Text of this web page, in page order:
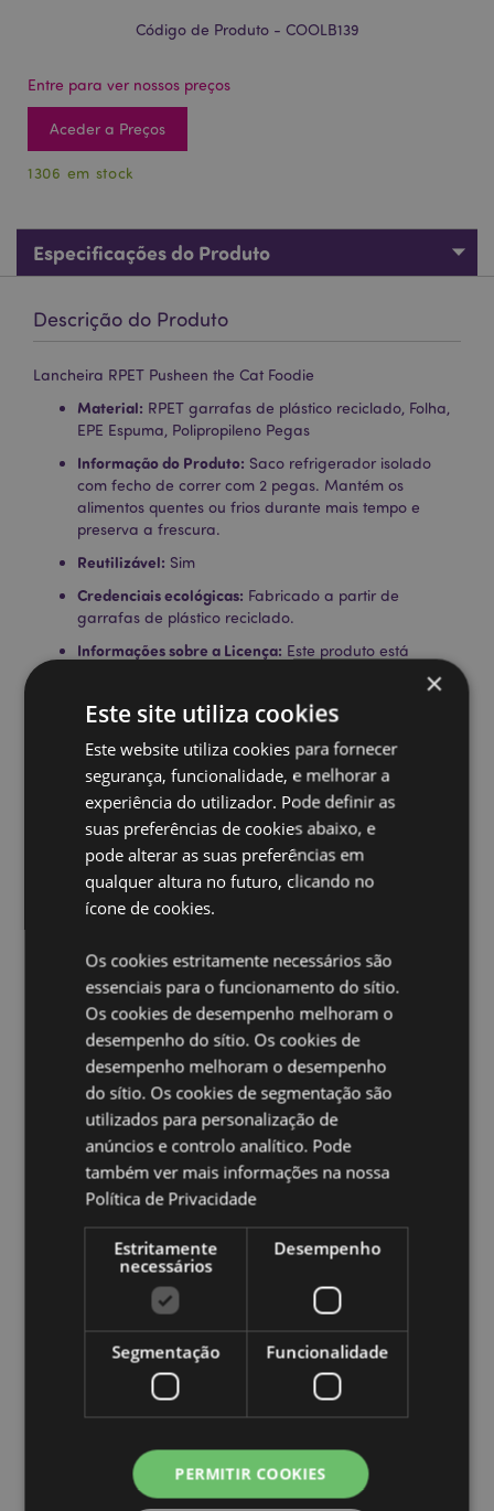
Código de Produto - COOLB139
Entre para ver nossos preços
Aceder a Preços
1306 em stock
Especificações do Produto
Descrição do Produto
Lancheira RPET Pusheen the Cat Foodie
Material: RPET garrafas de plástico reciclado, Folha,
EPE Espuma, Polipropileno Pegas
Informação do Produto: Saco refrigerador isolado
com fecho de correr com 2 pegas. Mantém os
alimentos quentes ou frios durante mais tempo e
preserva a frescura.
Reutilizável: Sim
Credenciais ecológicas: Fabricado a partir de
garrafas de plástico reciclado.
Informações sobre a Licença: Este produto está
totalmente licenciado para os locais indicados abaixo.
Se estiver fora destas áreas, não tente comprar este
produto, pois, se o fizer, o produto será removido da
sua encomenda. Se precisar de mais informações,
contacte a nossa equipa de atendimento ao cliente.
License Territories:Ilhas Aland, Albânia, Andorra,
Áustria, Azerbaijão, Açores (Portugal), Ilhas Baleares
(Espanha), Bielorrússia, Bélgica, Bermudas, Bósnia e
Herzegovina, Bulgária, Ilhas Canárias (Espanha),
Ceuta e Melilha, Chile, Córsega (França), Croácia,
Chipre, República Tcheca, Dinamarca, Estônia,
Finlândia (Continental), França (Continental), Guiana
Guadalupe, Guernsey (Ilhas do Canal), Santa Sé
(Cidade do Vaticano), Hungria, Islândia, Irlanda, Ilha
de Man (Reino Unido), Itália (Continental), Jersey (Ilhas
do Canal), Kosovo, Letônia, Liechtenstein, Lituânia,
Luxemburgo, Macedônia do Norte, Madeira
(Portugal), Malta, Martinica, Mayotte, Moldávia,
Montenegro, Países Baixos, Noruega, Polônia,
Portugal (Continental), Reunião, Romênia, Rússia, São
Martinho (parte francesa), Sérvia, Sicília (Itália),
Eslováquia, Eslovênia, Espanha (Continental), Suécia,
Suíça, Turquia, Ucrânia, Reino Unido (Continental),
Reino Unido (Irlanda do Norte, Terras Altas e Ilhas)
Ampliar informação:
Quer saber mais acerca de comprar na Puckator?
Guia de informação para o cliente.
Caracteristicas do Produto
×
Este site utiliza cookies
Este website utiliza cookies para fornecer
segurança, funcionalidade, e melhorar a
experiência do utilizador. Pode definir as
suas preferências de cookies abaixo, e
pode alterar as suas preferências em
qualquer altura no futuro, clicando no
ícone de cookies.
Os cookies estritamente necessários são
essenciais para o funcionamento do sítio.
Os cookies de desempenho melhoram o
desempenho do sítio. Os cookies de
desempenho melhoram o desempenho
do sítio. Os cookies de segmentação são
utilizados para personalização de
anúncios e controlo analítico. Pode
também ver mais informações na nossa
Política de Privacidade
Estritamente
necessários
Desempenho
Segmentação Funcionalidade
PERMITIR COOKIES